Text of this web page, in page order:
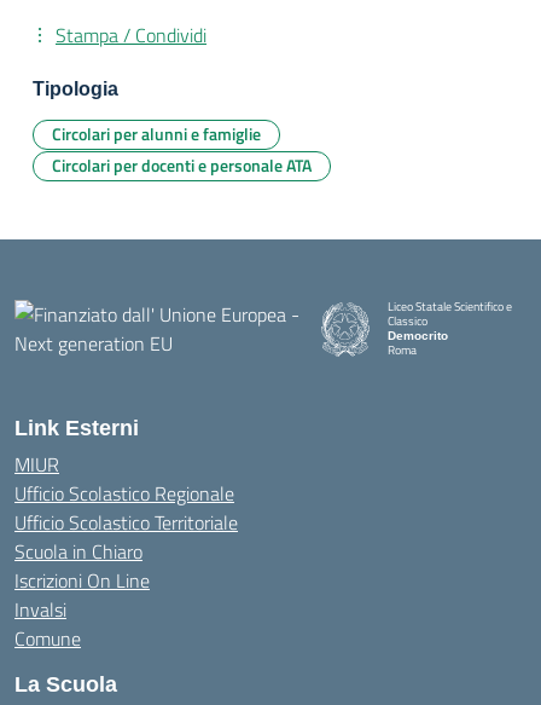
Stampa / Condividi
Tipologia
Circolari per alunni e famiglie
Circolari per docenti e personale ATA
Liceo Statale Scientifico e
Classico
Democrito
Roma
Link Esterni
MIUR
Ufficio Scolastico Regionale
Ufficio Scolastico Territoriale
Scuola in Chiaro
Iscrizioni On Line
Invalsi
Comune
La Scuola